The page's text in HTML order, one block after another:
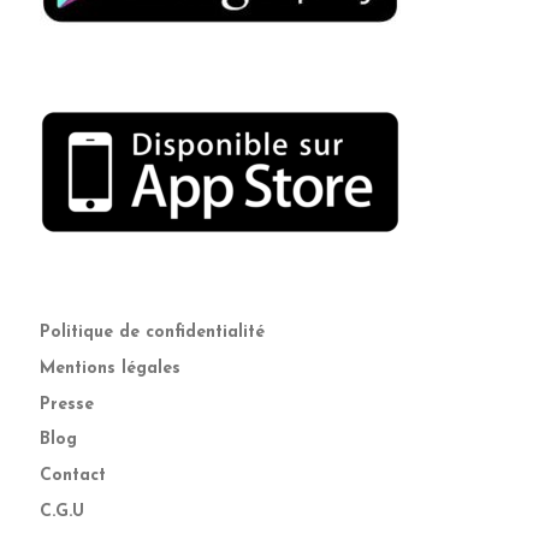
Politique de confidentialité
Mentions légales
Presse
Blog
Contact
C.G.U